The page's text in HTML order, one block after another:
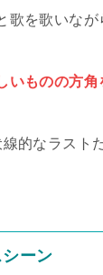
歌を歌いな
いものの方角
的なラスト
ーン